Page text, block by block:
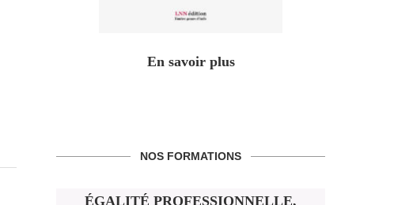
En savoir plus
NOS FORMATIONS
ÉGALITÉ PROFESSIONNELLE,